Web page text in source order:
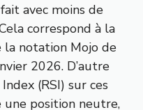
avec moins de
correspond à la
notation Mojo de
2026. D’autre
(RSI) sur ces
une position neutre,